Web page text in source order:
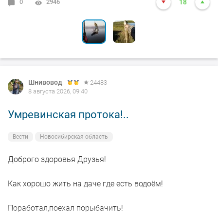
0 2946 18
0 2397 8
Шнивовод
24483
8 августа 2026, 09:40
Умревинская протока!..
Вести Новосибирская область
Доброго здоровья Друзья!
Как хорошо жить на даче где есть водоём!
Поработал,поехал порыбачить!